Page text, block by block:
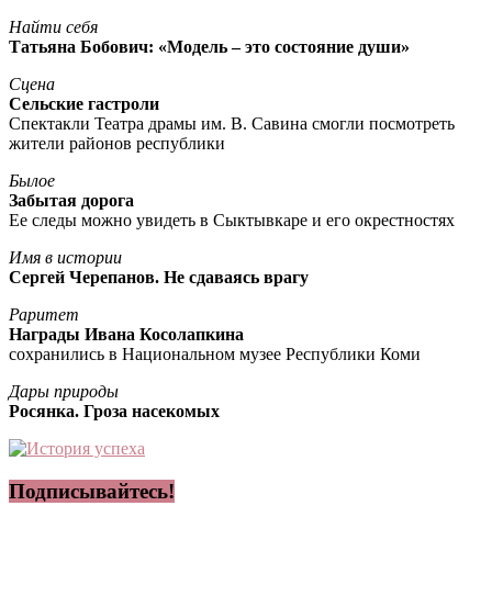
Найти себя
Татьяна Бобович: «Модель – это состояние души»
Сцена
Сельские гастроли
Спектакли Театра драмы им. В. Савина смогли посмотреть
жители районов республики
Былое
Забытая дорога
Ее следы можно увидеть в Сыктывкаре и его окрестностях
Имя в истории
Сергей Черепанов. Не сдаваясь врагу
Раритет
Награды Ивана Косолапкина
сохранились в Национальном музее Республики Коми
Дары природы
Росянка. Гроза насекомых
Подписывайтесь!